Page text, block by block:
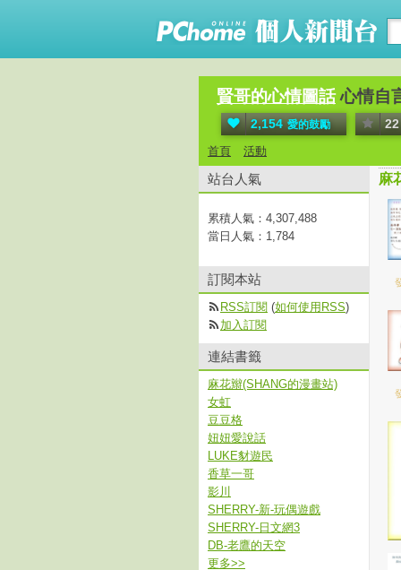
賢哥的心情圖話 心情自
2,154 愛的鼓勵 22
首頁 活動
麻
站台人氣
累積人氣： 4,307,488
當日人氣： 1,784
訂閱本站
RSS訂閱 (如何使用RSS)
加入訂閱
連結書籤
麻花辮(SHANG的漫畫站)
女虹
豆豆格
妞妞愛說話
LUKE豺遊民
香草一哥
影川
SHERRY-新-玩偶遊戲
SHERRY-日文網3
DB-老鷹的天空
更多>>